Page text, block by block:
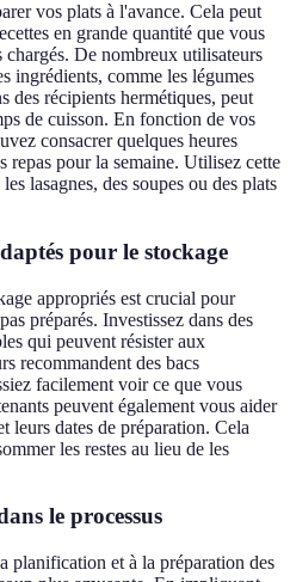
vos plats à l'avance. Cela peut
en grande quantité que vous
De nombreux utilisateurs
ingrédients, comme les légumes
des récipients hermétiques, peut
de cuisson. En fonction de vos
consacrer quelques heures
repas pour la semaine. Utilisez cette
lasagnes, des soupes ou des plats
pour le stockage
appropriés est crucial pour
préparés. Investissez dans des
qui peuvent résister aux
recommandent des bacs
facilement voir ce que vous
peuvent également vous aider
leurs dates de préparation. Cela
les restes au lieu de les
le processus
planification et à la préparation des